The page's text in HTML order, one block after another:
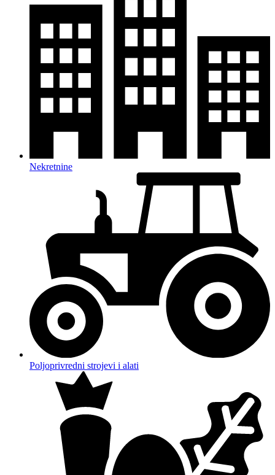
Nekretnine
Poljoprivredni strojevi i alati